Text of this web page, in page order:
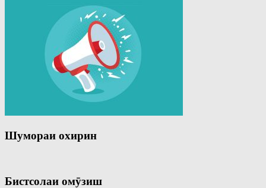
Шумораи охирин
Бистсолаи омӯзиш